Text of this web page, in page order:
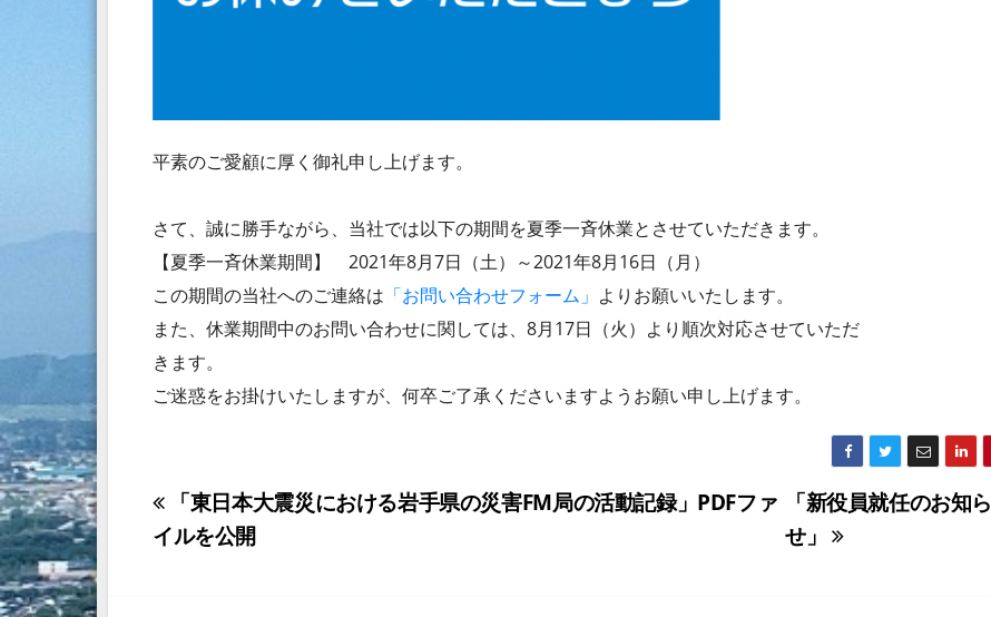
平素のご愛顧に厚く御礼申し上げます。
さて、誠に勝手ながら、当社では以下の期間を夏季一斉休業とさせていただきます。
【夏季一斉休業期間】 2021年8月7日（土）～2021年8月16日（月）
この期間の当社へのご連絡は 「お問い合わせフォーム」 よりお願いいたします。
また、休業期間中のお問い合わせに関しては、8月17日（火）より順次対応させていただ
きます。
ご迷惑をお掛けいたしますが、何卒ご了承くださいますようお願い申し上げます。
投
稿
「新役員就任のお知ら
せ」
「東日本大震災における岩手県の災害FM局の活動記録」PDFファ
イルを公開